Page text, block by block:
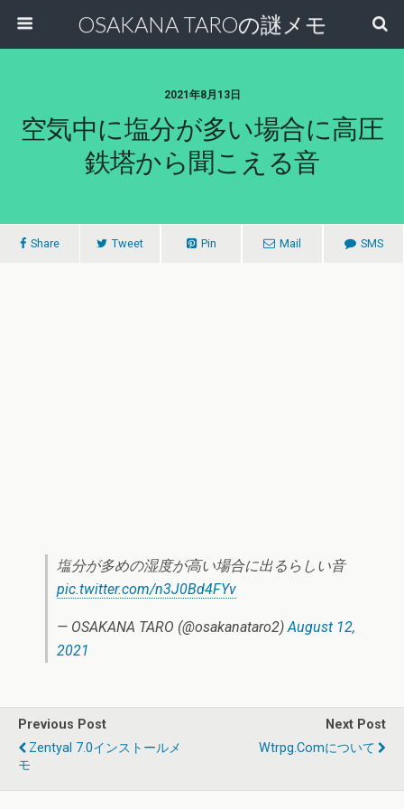
OSAKANA TAROの謎メモ
2021年8月13日
空気中に塩分が多い場合に高圧
鉄塔から聞こえる音
Share Tweet Pin Mail SMS
塩分が多めの湿度が高い場合に出るらしい音
pic.twitter.com/n3J0Bd4FYv
— OSAKANA TARO (@osakanataro2)August 12,
2021
Previous Post
Zentyal 7.0インストールメ
モ
Next Post
Wtrpg.comについて